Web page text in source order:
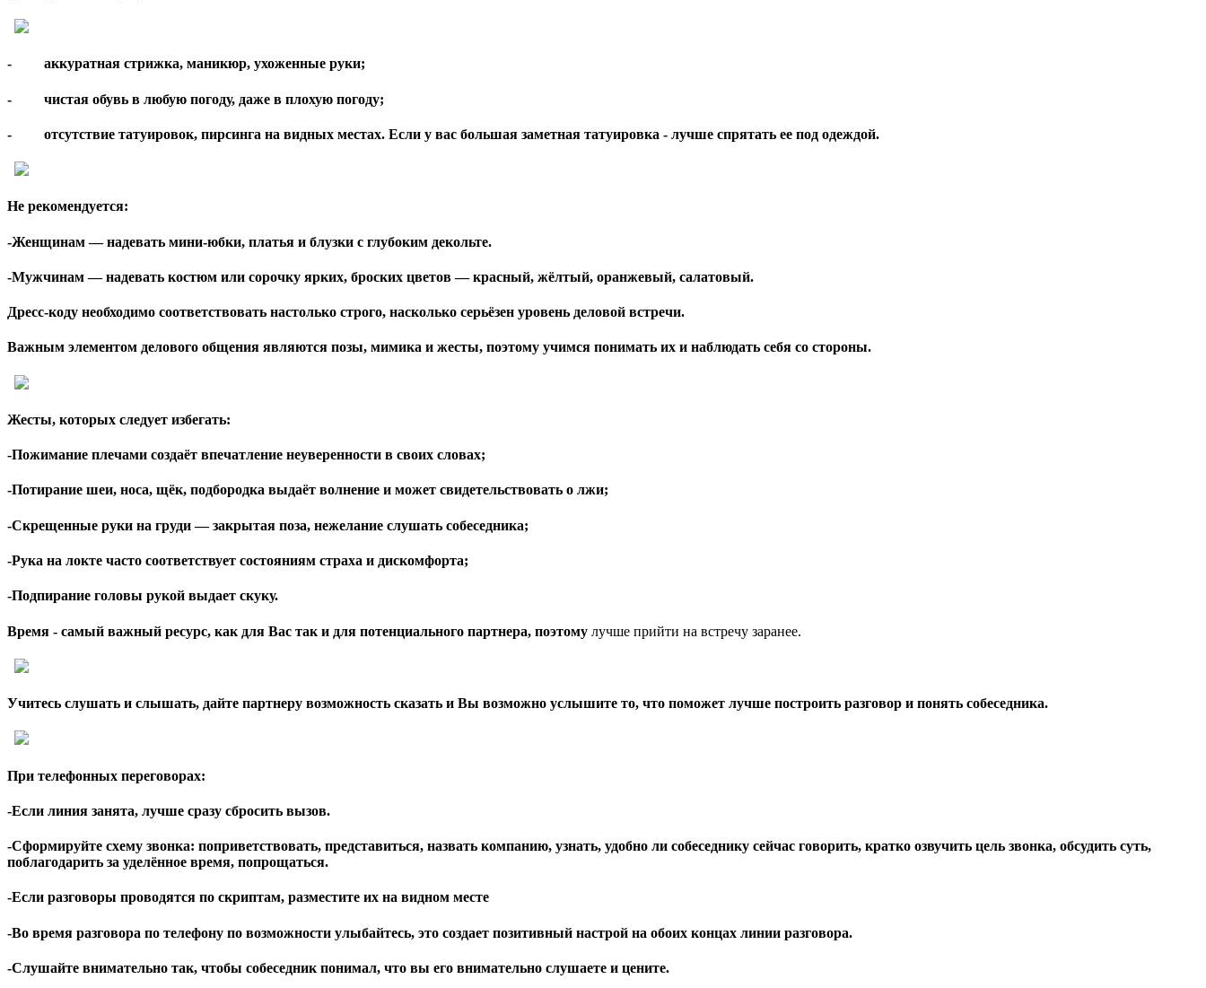
- аккуратная стрижка, маникюр, ухоженные руки;
- чистая обувь в любую погоду, даже в плохую погоду;
- отсутствие татуировок, пирсинга на видных местах. Если у вас большая заметная татуировка - лучше спрятать ее под одеждой.
Не рекомендуется:
-Женщинам — надевать мини-юбки, платья и блузки с глубоким декольте.
-Мужчинам — надевать костюм или сорочку ярких, броских цветов — красный, жёлтый, оранжевый, салатовый.
Дресс-коду необходимо соответствовать настолько строго, насколько серьёзен уровень деловой встречи.
Важным элементом делового общения являются позы, мимика и жесты, поэтому учимся понимать их и наблюдать себя со стороны.
Жесты, которых следует избегать:
-Пожимание плечами создаёт впечатление неуверенности в своих словах;
-Потирание шеи, носа, щёк, подбородка выдаёт волнение и может свидетельствовать о лжи;
-Скрещенные руки на груди — закрытая поза, нежелание слушать собеседника;
-Рука на локте часто соответствует состояниям страха и дискомфорта;
-Подпирание головы рукой выдает скуку.
Время - самый важный ресурс, как для Вас так и для потенциального партнера, поэтому лучше прийти на встречу заранее.
Учитесь слушать и слышать, дайте партнеру возможность сказать и Вы возможно услышите то, что поможет лучше построить разговор и понять собеседника.
При телефонных переговорах:
-Если линия занята, лучше сразу сбросить вызов.
-Сформируйте схему звонка: поприветствовать, представиться, назвать компанию, узнать, удобно ли собеседнику сейчас говорить, кратко озвучить цель звонка, обсудить суть,
поблагодарить за уделённое время, попрощаться.
-Если разговоры проводятся по скриптам, разместите их на видном месте
-Во время разговора по телефону по возможности улыбайтесь, это создает позитивный настрой на обоих концах линии разговора.
-Слушайте внимательно так, чтобы собеседник понимал, что вы его внимательно слушаете и цените.